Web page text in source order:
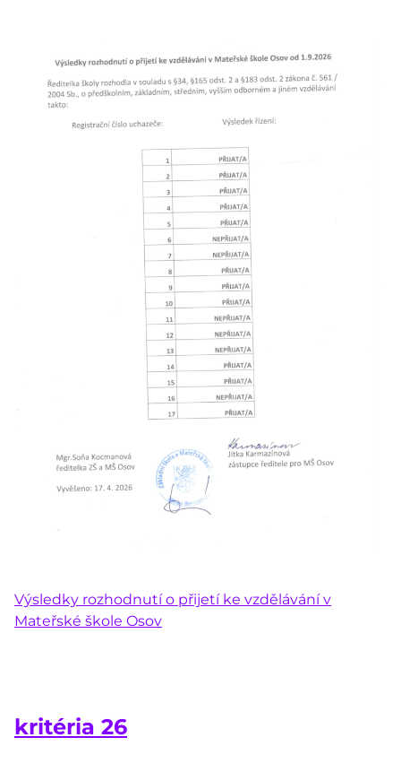
Výsledky rozhodnutí o přijetí ke vzdělávání v
Mateřské škole Osov
kritéria 26